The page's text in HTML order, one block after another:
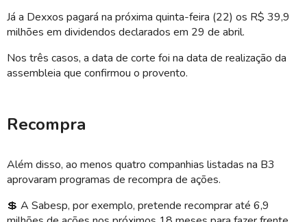
Já a Dexxos pagará na próxima quinta-feira (22) os R$ 39,9
milhões em dividendos declarados em 29 de abril.
Nos três casos, a data de corte foi na data de realização da
assembleia que confirmou o provento.
Recompra
Além disso, ao menos quatro companhias listadas na B3
aprovaram programas de recompra de ações.
💲 A Sabesp, por exemplo, pretende recomprar até 6,9